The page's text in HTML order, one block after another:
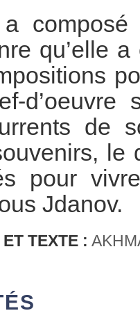
a
qu’elle
de
le
pour
Jdanov.
TEXTE :